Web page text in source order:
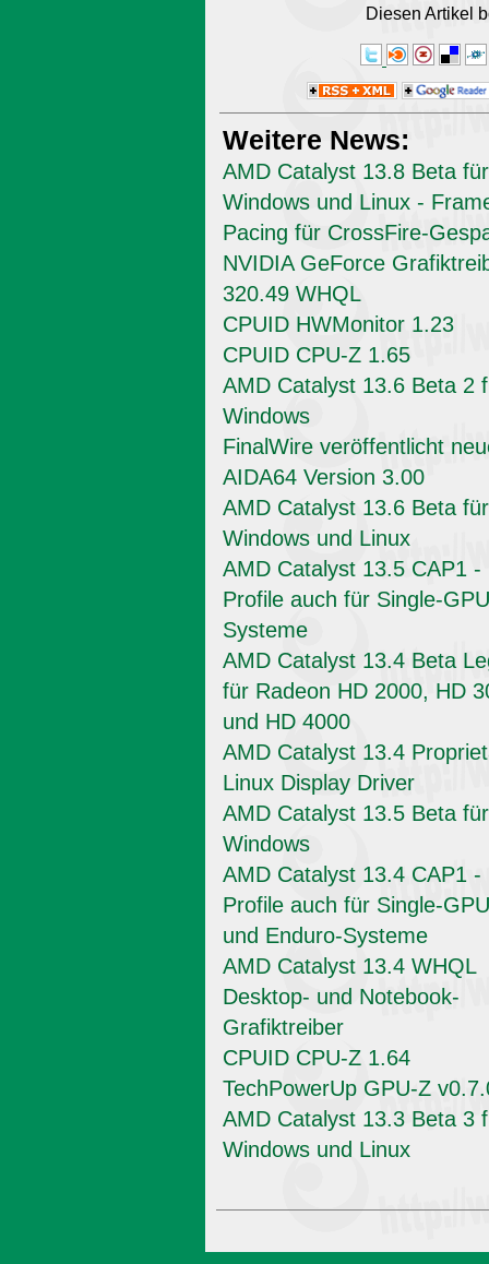
Diesen Artikel
Weitere News:
AMD Catalyst 13.8 Beta für
Windows und Linux -
Pacing für CrossFire-
NVIDIA GeForce
320.49 WHQL
CPUID HWMonitor 1.23
CPUID CPU-Z 1.65
AMD Catalyst 13.6 Beta 2
Windows
FinalWire veröffentlicht
AIDA64 Version 3.00
AMD Catalyst 13.6 Beta für
Windows und Linux
AMD Catalyst 13.5 CAP1 -
Profile auch für Single-
Systeme
AMD Catalyst 13.4 Beta
für Radeon HD 2000, HD
und HD 4000
AMD Catalyst 13.4
Linux Display Driver
AMD Catalyst 13.5 Beta für
Windows
AMD Catalyst 13.4 CAP1 -
Profile auch für Single-
und Enduro-Systeme
AMD Catalyst 13.4 WHQL
Desktop- und Notebook-
Grafiktreiber
CPUID CPU-Z 1.64
TechPowerUp GPU-Z
AMD Catalyst 13.3 Beta 3
Windows und Linux